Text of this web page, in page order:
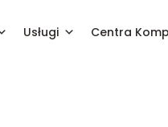
Usługi Centra